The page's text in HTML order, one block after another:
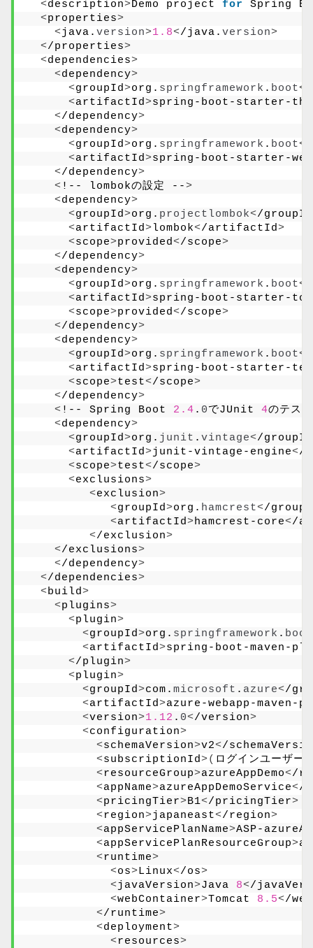
<description>Demo project for
Spring
<properties>
<java. version>1.8</java. version>
</properties>
<dependencies>
<dependency>
<groupId>org. springframework . boot<
<artifactId>spring-boot-starter-
</dependency>
<dependency>
<groupId>org. springframework . boot<
<artifactId>spring-boot-starter-web
</dependency>
< !-- lombokの設定 -->
<dependency>
<groupId>org. projectlombok</groupId
<artifactId>lombok</artifactId>
<scope>provided</scope>
</dependency>
<dependency>
<groupId>org. springframework . boot<
<artifactId>spring-boot-starter-
<scope>provided</scope>
</dependency>
<dependency>
<groupId>org. springframework . boot<
<artifactId>spring-boot-starter-
<scope>test</scope>
</dependency>
< !-- Spring Boot 2.4 . 0でJUnit 4のテス
<dependency>
<groupId>org. junit . vintage</groupId
<artifactId>junit-vintage-engine</
<scope>test</scope>
<exclusions>
<exclusion>
<groupId>org. hamcrest</
<artifactId>hamcrest-core</
</exclusion>
</exclusions>
</dependency>
</dependencies>
<build>
<plugins>
<plugin>
<groupId>org. springframework . boot
<artifactId>spring-boot-maven-
</plugin>
<plugin>
<groupId>com. microsoft . azure</
<artifactId>azure-webapp-maven-
<version>1.12 . 0</version>
<configuration>
<schemaVersion>v2</
<subscriptionId>( ログインユーザー
<resourceGroup>azureAppDemo</
<appName>azureAppDemoService</
<pricingTier>B1</pricingTier>
<region>japaneast</region>
<appServicePlanName>ASP-
<appServicePlanResourceGroup>
<runtime>
<os>Linux</os>
<javaVersion>Java 8</
<webContainer>Tomcat 8.5</
</runtime>
<deployment>
<resources>